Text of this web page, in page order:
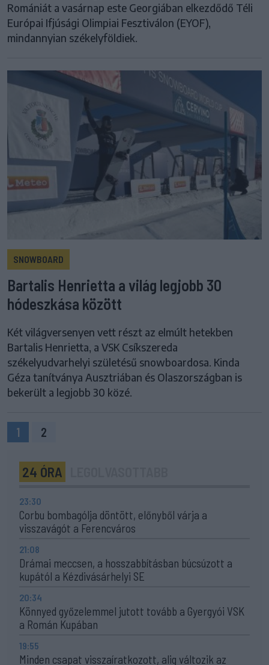
Romániát a vasárnap este Georgiában elkezdődő Téli
Európai Ifjúsági Olimpiai Fesztiválon (EYOF),
mindannyian székelyföldiek.
SNOWBOARD
Bartalis Henrietta a világ legjobb 30
hódeszkása között
Két világversenyen vett részt az elmúlt hetekben
Bartalis Henrietta, a VSK Csíkszereda
székelyudvarhelyi születésű snowboardosa. Kinda
Géza tanítványa Ausztriában és Olaszországban is
bekerült a legjobb 30 közé.
1 2
24 ÓRA
23:30
Corbu bombagólja döntött, előnyből várja a
visszavágót a Ferencváros
21:08
Drámai meccsen, a hosszabbításban búcsúzott a
kupától a Kézdivásárhelyi SE
20:34
Könnyed győzelemmel jutott tovább a Gyergyói VSK
a Román Kupában
19:55
Minden csapat visszaíratkozott, alig változik az